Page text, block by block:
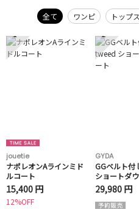
全て ワンピ トップス
1
jouetie
ナポレオンAラインミド
ルコート
15,400 円
12%OFF
2
GYDA
GGベルト付
ショートダ
29,980 円